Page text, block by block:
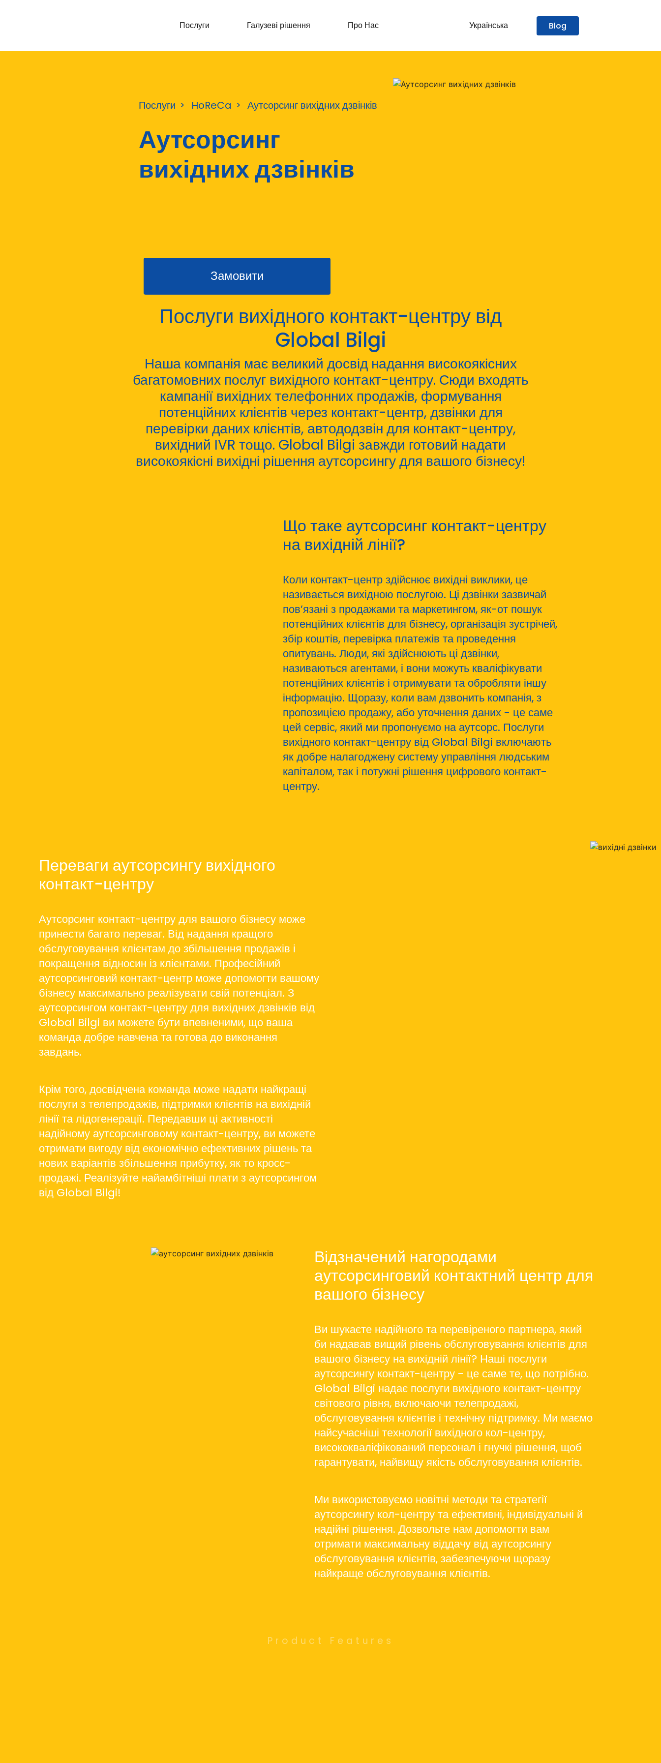
Послуги Галузеві рішення Про Нас Українська Blog
Послуги HoReCa Аутсорсинг вихідних дзвінків
Аутсорсинг
вихідних дзвінків
Замовити
Послуги вихідного контакт-центру від
Global Bilgi
Наша компанія має великий досвід надання високоякісних
багатомовних послуг вихідного контакт-центру. Сюди входять
кампанії вихідних телефонних продажів, формування
потенційних клієнтів через контакт-центр, дзвінки для
перевірки даних клієнтів, автододзвін для контакт-центру,
вихідний IVR тощо. Global Bilgi завжди готовий надати
високоякісні вихідні рішення аутсорсингу для вашого бізнесу!
Що таке аутсорсинг контакт-центру
на вихідній лінії?
Коли контакт-центр здійснює вихідні виклики, це
називається вихідною послугою. Ці дзвінки зазвичай
пов’язані з продажами та маркетингом, як-от пошук
потенційних клієнтів для бізнесу, організація зустрічей,
збір коштів, перевірка платежів та проведення
опитувань. Люди, які здійснюють ці дзвінки,
називаються агентами, і вони можуть кваліфікувати
потенційних клієнтів і отримувати та обробляти іншу
інформацію. Щоразу, коли вам дзвонить компанія, з
пропозицією продажу, або уточнення даних - це саме
цей сервіс, який ми пропонуємо на аутсорс. Послуги
вихідного контакт-центру від Global Bilgi включають
як добре налагоджену систему управління людським
капіталом, так і потужні рішення цифрового контакт-
центру.
Переваги аутсорсингу вихідного
контакт-центру
Аутсорсинг контакт-центру для вашого бізнесу може
принести багато переваг. Від надання кращого
обслуговування клієнтам до збільшення продажів і
покращення відносин із клієнтами. Професійний
аутсорсинговий контакт-центр може допомогти вашому
бізнесу максимально реалізувати свій потенціал. З
аутсорсингом контакт-центру для вихідних дзвінків від
Global Bilgi ви можете бути впевненими, що ваша
команда добре навчена та готова до виконання
завдань.
Крім того, досвідчена команда може надати найкращі
послуги з телепродажів, підтримки клієнтів на вихідній
лінії та лідогенерації. Передавши ці активності
надійному аутсорсинговому контакт-центру, ви можете
отримати вигоду від економічно ефективних рішень та
нових варіантів збільшення прибутку, як то кросс-
продажі. Реалізуйте найамбітніші плати з аутсорсингом
від Global Bilgi!
Відзначений нагородами
аутсорсинговий контактний центр для
вашого бізнесу
Ви шукаєте надійного та перевіреного партнера, який
би надавав вищий рівень обслуговування клієнтів для
вашого бізнесу на вихідній лінії? Наші послуги
аутсорсингу контакт-центру - це саме те, що потрібно.
Global Bilgi надає послуги вихідного контакт-центру
світового рівня, включаючи телепродажі,
обслуговування клієнтів і технічну підтримку. Ми маємо
найсучасніші технології вихідного кол-центру,
висококваліфікований персонал і гнучкі рішення, щоб
гарантувати, найвищу якість обслуговування клієнтів.
Ми використовуємо новітні методи та стратегії
аутсорсингу кол-центру та ефективні, індивідуальні й
надійні рішення. Дозвольте нам допомогти вам
отримати максимальну віддачу від аутсорсингу
обслуговування клієнтів, забезпечуючи щоразу
найкраще обслуговування клієнтів.
Product Features